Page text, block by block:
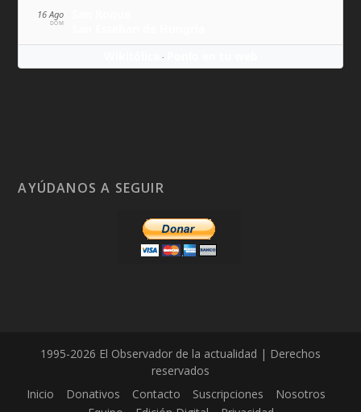
16 Ago
DOM
·
AYÚDANOS A SEGUIR
1995-2026 El Observador de la actualidad | Derechos
reservados
Inicio
Donativos Contacto Suscripciones
Nosotros